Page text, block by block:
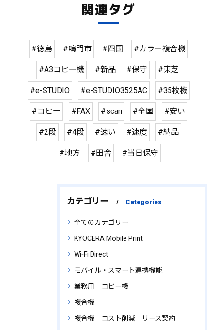
関連タグ
#徳島 #鳴門市 #四国 #カラー複合機
#A3コピー機 #新品 #保守 #東芝
#e-STUDIO #e-STUDIO3525AC #35枚機
#コピー #FAX #scan #全国 #安い
#2段 #4段 #速い #速度 #納品
#地方 #田舎 #当日保守
カテゴリー Categories
全てのカテゴリー
KYOCERA Mobile Print
Wi‑Fi Direct
モバイル・スマート連携機能
業務用 コピー機
複合機
複合機 コスト削減 リース契約